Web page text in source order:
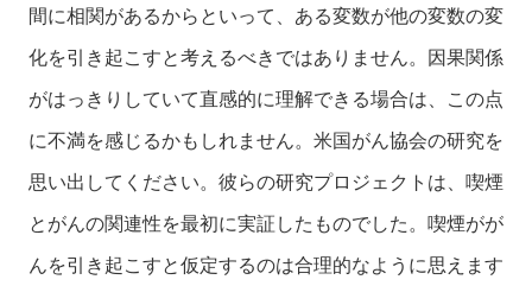
間に相関があるからといって、ある変数が他の変数の変
化を引き起こすと考えるべきではありません。因果関係
がはっきりしていて直感的に理解できる場合は、この点
に不満を感じるかもしれません。米国がん協会の研究を
思い出してください。彼らの研究プロジェクトは、喫煙
とがんの関連性を最初に実証したものでした。喫煙がが
んを引き起こすと仮定するのは合理的なように思えます